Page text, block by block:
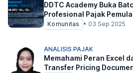
DDTC Academy Buka
Profesional Pajak Pemula
Komunitas • 03 Sep 2025
ANALISIS PAJAK
Memahami Peran Excel
Transfer Pricing